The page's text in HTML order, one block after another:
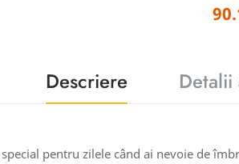
Descriere
pentru zilele când ai nevoie de